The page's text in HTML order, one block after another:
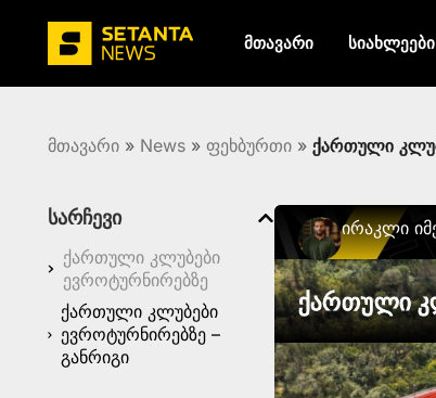
მთავარი სიახლეები
მთავარი » News » ფეხბურთი » ქართული
სარჩევი
ქართული კლუბები
ევროტურნირებზე
ქართული კლუბები
ევროტურნირებზე –
განრიგი
Ირაკლი
ქართული